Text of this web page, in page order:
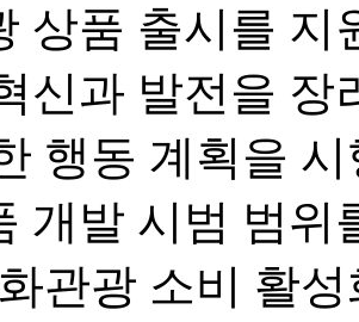
상품 출시를 지
신과 발전을 장
행동 계획을
개발 시범 범위
관광 소비 활